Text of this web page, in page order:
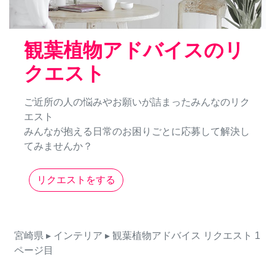
観葉植物アドバイスのリ
クエスト
ご近所の人の悩みやお願いが詰まったみんなのリク
エスト
みんなが抱える日常のお困りごとに応募して解決し
てみませんか？
リクエストをする
宮崎県 ▸ インテリア ▸ 観葉植物アドバイス リクエスト 1
ページ目